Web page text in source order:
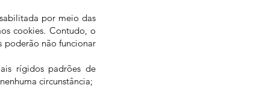
por meio das
cookies. Contudo, o
poderão não funcionar
rígidos padrões de
circunstância;